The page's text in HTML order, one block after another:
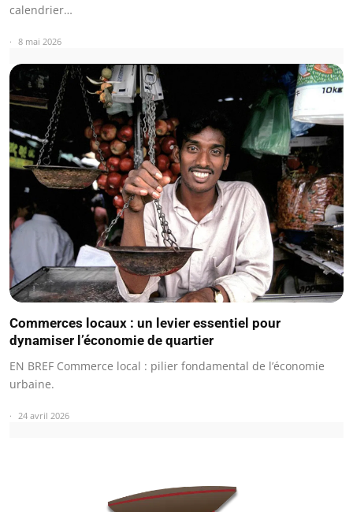
calendrier…
8 mai 2026
Commerces locaux : un levier essentiel pour
dynamiser l’économie de quartier
EN BREF Commerce local : pilier fondamental de l’économie
urbaine.
24 avril 2026